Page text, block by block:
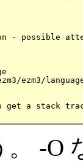
- possible
language/
-O